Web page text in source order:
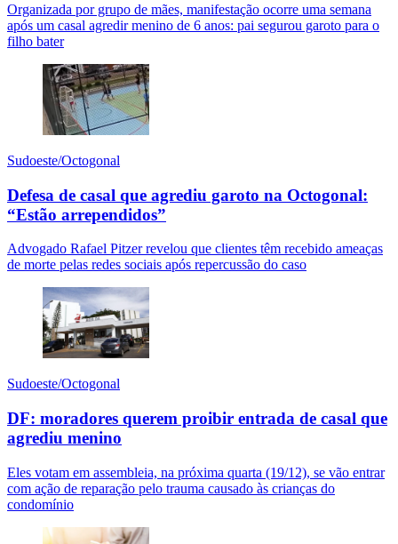
Organizada por grupo de mães, manifestação ocorre uma semana
após um casal agredir menino de 6 anos: pai segurou garoto para o
filho bater
Sudoeste/Octogonal
Defesa de casal que agrediu garoto na Octogonal:
“Estão arrependidos”
Advogado Rafael Pitzer revelou que clientes têm recebido ameaças
de morte pelas redes sociais após repercussão do caso
Sudoeste/Octogonal
DF: moradores querem proibir entrada de casal que
agrediu menino
Eles votam em assembleia, na próxima quarta (19/12), se vão entrar
com ação de reparação pelo trauma causado às crianças do
condomínio